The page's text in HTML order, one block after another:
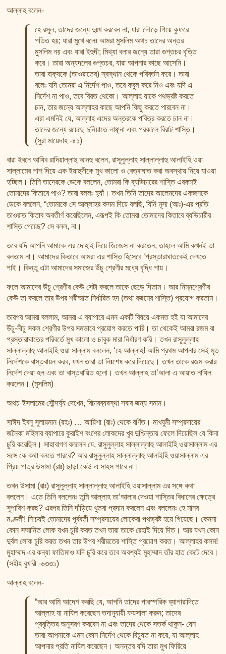
আল্লাহ বলেন-
হে রসূল, তাদের জন্যে দুঃখ করবেন না, যারা দৌড়ে গিয়ে কুফরে
পতিত হয়; যারা মুখে বলেঃ আমরা মুসলিম অথচ তাদের অন্তর
মুসলিম নয় এবং যারা ইহুদী; মিথ্যা বলার জন্যে তারা গুপ্তচর বৃত্তি
করে। তারা অন্যদলের গুপ্তচর, যারা আপনার কাছে আসেনি।
তারা বাক্যকে (তাওরাতের) স্বস্থান থেকে পরিবর্তন করে। তারা
বলেঃ যদি তোমরা এ নির্দেশ পাও, তবে কবুল করে নিও এবং যদি এ
নির্দেশ না পাও, তবে বিরত থেকো। আল্লাহ যাকে পথভ্রষ্ট করতে
চান, তার জন্যে আল্লাহর কাছে আপনি কিছু করতে পারবেন না।
এরা এমনিই যে, আল্লাহ এদের অন্তরকে পবিত্র করতে চান না।
তাদের জন্যে রয়েছে দুনিয়াতে লাঞ্ছনা এবং পরকালে বিরাট শাস্তি।
(সুরা মায়েদাহ -৪১)
বারা ইবনে আযিব রাদিয়াল্লাহু আনহু বলেন, রাসূলুল্লাহ সাল্লাল্লাহু আলাইহি ওয়া
সাল্লামের পাশ দিয়ে এক ইয়াহুদীকে মুখ কালো ও বেত্ৰাঘাত করা অবস্থায় নিয়ে যাওয়া
হচ্ছিল। তিনি তাদেরকে ডেকে বললেন, তোমরা কি ব্যভিচারের শাস্তি এরকমই
তোমাদের কিতাবে পাও? তারা বললঃ হ্যাঁ। তখন তিনি তাদের আলেমদের একজনকে
ডেকে বললেন, “তোমাকে সে আল্লাহর কসম দিয়ে বলছি, যিনি মূসা (আঃ)-এর প্রতি
তাওরাত কিতাব অবতীর্ণ করেছিলেন, এরূপই কি তোমরা তোমাদের কিতাবে ব্যভিচারীর
শাস্তি পেয়েছ? সে বলল, না।
তবে যদি আপনি আমাকে এর দোহাই দিয়ে জিজ্ঞেস না করতেন, তাহলে আমি কখনই তা
বলতাম না। আমাদের কিতাবে আমরা এর শাস্তি হিসেবে ‘প্রস্তারাঘাতকেই দেখতে
পাই। কিন্তু এটা আমাদের সমাজের উঁচু শ্রেণীর মধ্যে বৃদ্ধি পায়।
ফলে আমাদের উঁচু শ্রেণীর কেউ সেটা করলে তাকে ছেড়ে দিতাম। আর নিম্নশ্রেণীর
কেউ তা করলে তার উপর শরীআত নির্ধারিত হদ (তথা রজমের শাস্তি) প্রয়োগ করতাম।
তারপর আমরা বললাম, আমরা এ ব্যাপারে এমন একটি বিষয়ে একমত হই যা আমাদের
উঁচু-নীচু সকল শ্রেণীর উপর সমভাবে প্রয়োগ করতে পারি। তা থেকেই আমরা রজম বা
প্রস্তারাঘাতের পরিবর্তে মুখ কালো ও চাবুক মারা নির্ধারণ করি। তখন রাসূলুল্লাহ
সাল্লাল্লাহু আলাইহি ওয়া সাল্লাম বললেন, ‘হে আল্লাহ! আমি প্রথম আপনার সেই মৃত
নির্দেশকে বাস্তবায়ন করব, যখন তারা তা নিঃশেষ করে দিয়েছে। তখন তাকে রজম করার
নির্দেশ দেয়া হল এবং তা বাস্তবায়িত হলো। তখন আল্লাহ তা’আলা এ আয়াত নাযিল
করলেন। (মুসলিম)
অথচ ইসলামের সৌন্দর্য্য দেখেন, বিচারব্যবস্থা সবার জন্য সমান।
সাঈদ ইবনু সুলায়মান (রহঃ) … আয়িশা (রাঃ) থেকে বর্ণিত। মাখযুমী সম্প্রদায়ের
জনৈকা মহিলার ব্যাপারে কুরাইশ বংশের লোকদের খুব দুশ্চিন্তায় ফেলে দিয়েছিল যে কিনা
চুরি করেছিল। সাহাবাগণ বললেন যে, রাসুলুল্লাহ সাল্লাল্লাহু আলাইহি ওয়াসাল্লাম এর
সঙ্গে কে কথা বলতে পারবে? আর রাসুলুল্লাহ সাল্লাল্লাহু আলাইহি ওয়াসাল্লাম এর
প্রিয় পাত্র উসামা (রাঃ) ছাড়া কেউ এ সাহস পাবে না।
তখন উসামা (রাঃ) রাসুলুল্লাহ সাল্লাল্লাহু আলাইহি ওয়াসাল্লাম এর সঙ্গে কথা
বললেন। এতে তিনি বললেনঃ তুমি আল্লাহ তা’আলার দেওয়া শাস্তির বিধানের ক্ষেত্রে
সুপারিশ করছ? এরপর তিনি দাঁড়িয়ে খুতবা প্রদান করলেন এবং বললেনঃ হে মানব
মণ্ডলী! নিশ্চয়ই তোমাদের পূর্ববর্তী সম্প্রদায়ের লোকেরা পথভ্রষ্ট হয়ে গিয়েছে। কেননা
কোন সম্মানিত লোক যখন চুরি করত তখন তারা তাকে রেহাই দিয়ে দিত। আর যখন কোন
দুর্বল লোক চুরি করত তখন তার উপর শরীয়তের শাস্তি প্রয়োগ করত। আল্লাহর কসম!
মুহাম্মাদ এর কন্যা ফাতিমাও যদি চুরি করে তবে অবশ্যই মুহাম্মাদ তাঁর হাত কেটে দেবে।
(সহীহ বুখারী -৬৩৩১)
আল্লাহ বলেন-
“আর আমি আদেশ করছি যে, আপনি তাদের পারস্পরিক ব্যাপারাদিতে
আল্লাহ যা নাযিল করেছেন তদানুযায়ী ফয়সালা করুন; তাদের
প্রবৃত্তির অনুসরণ করবেন না এবং তাদের থেকে সতর্ক থাকুন- যেন
তারা আপনাকে এমন কোন নির্দেশ থেকে বিচ্যুত না করে, যা আল্লাহ
আপনার প্রতি নাযিল করেছেন। অনন্তর যদি তারা মুখ ফিরিয়ে